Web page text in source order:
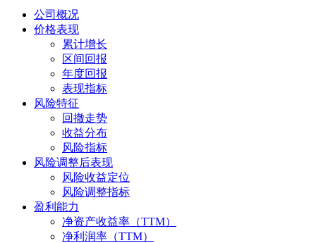
公司概况
价格表现
累计增长
区间回报
年度回报
表现指标
风险特征
回撤走势
收益分布
风险指标
风险调整后表现
风险收益定位
风险调整指标
盈利能力
净资产收益率（TTM）
净利润率（TTM）